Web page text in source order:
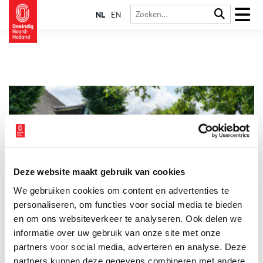
Deze website maakt gebruik van cookies
We gebruiken cookies om content en advertenties te
personaliseren, om functies voor social media te bieden
en om ons websiteverkeer te analyseren. Ook delen we
informatie over uw gebruik van onze site met onze
partners voor social media, adverteren en analyse. Deze
partners kunnen deze gegevens combineren met andere
NL EN
Voor de serie ‘Binnenkijker’ van Boerderijenstichting Noord-
Holland gaat agrarisch erfgoed specialist Anna Groentjes op
bezoek bij bijzondere stolpboerderijen. Trotse eigenaren
vertellen haar alles over de geschiedenis en het interieur van
de stolp. De interieurs verschillen nog meer van elkaar dan de
buitenkanten. Bij woonboerderijen zien we de zoektocht naar
het toepassen van nieuwe functies, op basis van de